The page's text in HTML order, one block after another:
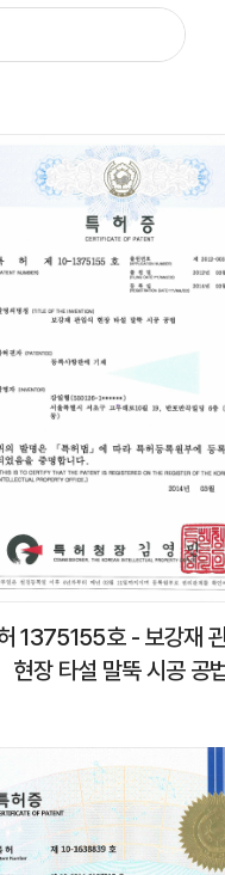
1375155호 - 보강재
현장 타설 말뚝 시공 공